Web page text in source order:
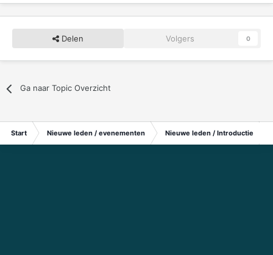
Delen Volgers 0
Ga naar Topic Overzicht
Start Nieuwe leden / evenementen Nieuwe leden / Introductie